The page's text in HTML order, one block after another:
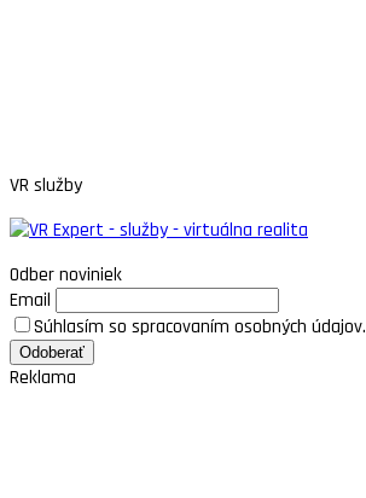
VR služby
Odber noviniek
Email
Súhlasím so spracovaním osobných údajov.
Reklama